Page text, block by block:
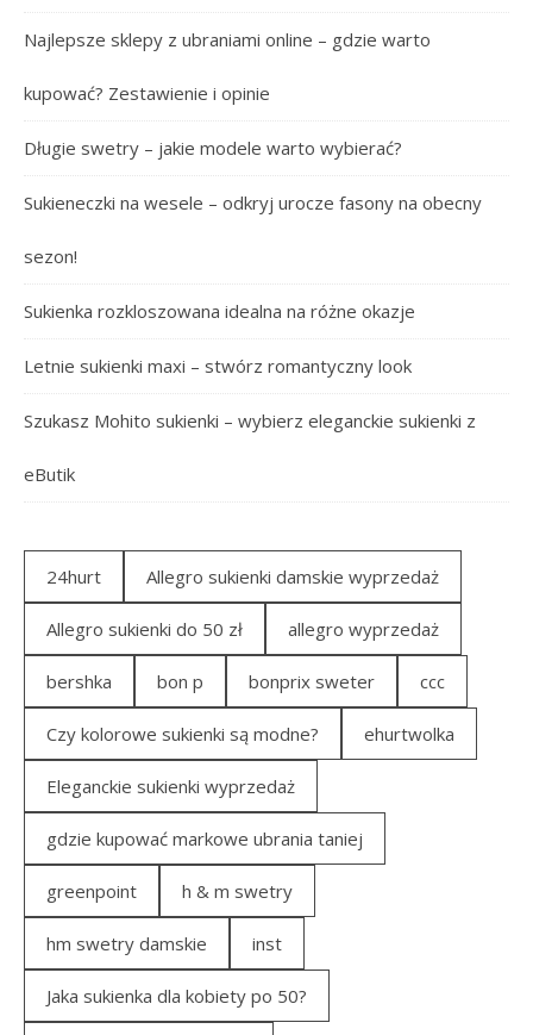
Najlepsze sklepy z ubraniami online – gdzie warto
kupować? Zestawienie i opinie
Długie swetry – jakie modele warto wybierać?
Sukieneczki na wesele – odkryj urocze fasony na obecny
sezon!
Sukienka rozkloszowana idealna na różne okazje
Letnie sukienki maxi – stwórz romantyczny look
Szukasz Mohito sukienki – wybierz eleganckie sukienki z
eButik
24hurt Allegro sukienki damskie wyprzedaż
Allegro sukienki do 50 zł allegro wyprzedaż
bershka bon p bonprix sweter ccc
Czy kolorowe sukienki są modne? ehurtwolka
Eleganckie sukienki wyprzedaż
gdzie kupować markowe ubrania taniej
greenpoint h & m swetry
hm swetry damskie inst
Jaka sukienka dla kobiety po 50?